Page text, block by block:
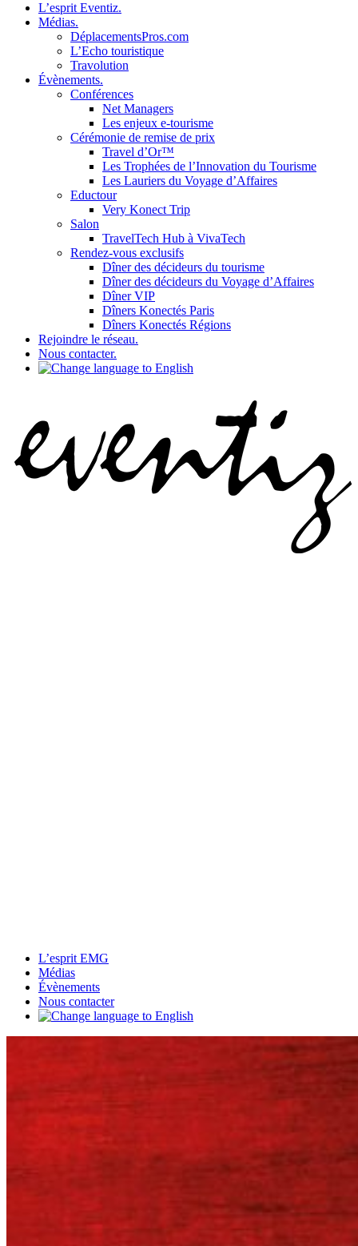
L’esprit Eventiz.
Médias.
DéplacementsPros.com
L’Echo touristique
Travolution
Évènements.
Conférences
Net Managers
Les enjeux e-tourisme
Cérémonie de remise de prix
Travel d’Or™
Les Trophées de l’Innovation du Tourisme
Les Lauriers du Voyage d’Affaires
Eductour
Very Konect Trip
Salon
TravelTech Hub à VivaTech
Rendez-vous exclusifs
Dîner des décideurs du tourisme
Dîner des décideurs du Voyage d’Affaires
Dîner VIP
Dîners Konectés Paris
Dîners Konectés Régions
Rejoindre le réseau.
Nous contacter.
L’esprit EMG
Médias
Évènements
Nous contacter